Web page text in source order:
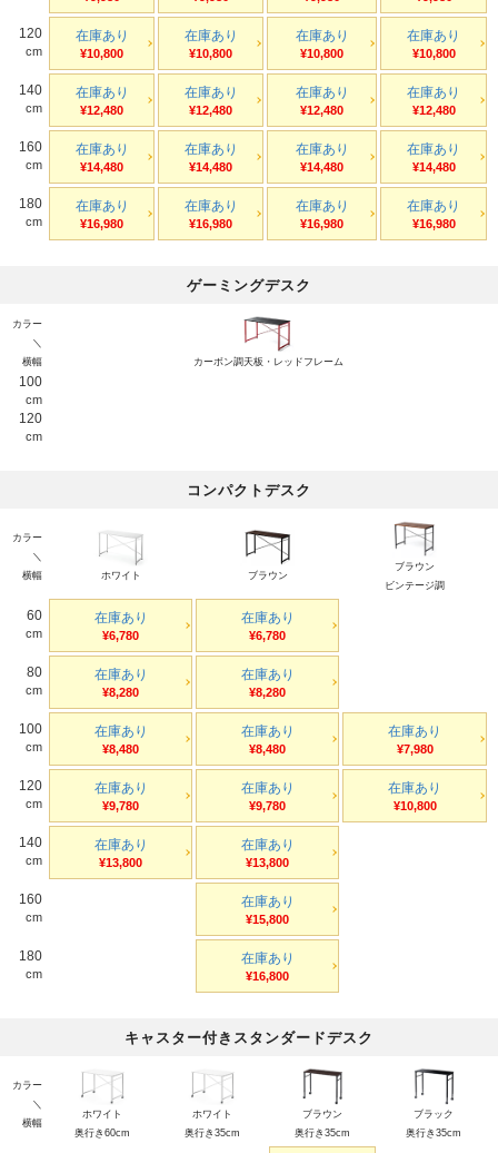
120
cm
在庫あり
¥10,800
在庫あり
¥10,800
在庫あり
¥10,800
在庫あり
¥10,800
140
cm
在庫あり
¥12,480
在庫あり
¥12,480
在庫あり
¥12,480
在庫あり
¥12,480
160
cm
在庫あり
¥14,480
在庫あり
¥14,480
在庫あり
¥14,480
在庫あり
¥14,480
180
cm
在庫あり
¥16,980
在庫あり
¥16,980
在庫あり
¥16,980
在庫あり
¥16,980
ゲーミングデスク
カラー
＼
横幅
カーボン調天板・レッドフレーム
100
cm
120
cm
コンパクトデスク
カラー
＼
横幅
ホワイト ブラウン
ブラウン
ビンテージ調
60
cm
在庫あり
¥6,780
在庫あり
¥6,780
80
cm
在庫あり
¥8,280
在庫あり
¥8,280
100
cm
在庫あり
¥8,480
在庫あり
¥8,480
在庫あり
¥7,980
120
cm
在庫あり
¥9,780
在庫あり
¥9,780
在庫あり
¥10,800
140
cm
在庫あり
¥13,800
在庫あり
¥13,800
160
cm
在庫あり
¥15,800
180
cm
在庫あり
¥16,800
キャスター付きスタンダードデスク
カラー
＼
横幅
ホワイト
奥行き60cm
ホワイト
奥行き35cm
ブラウン
奥行き35cm
ブラック
奥行き35cm